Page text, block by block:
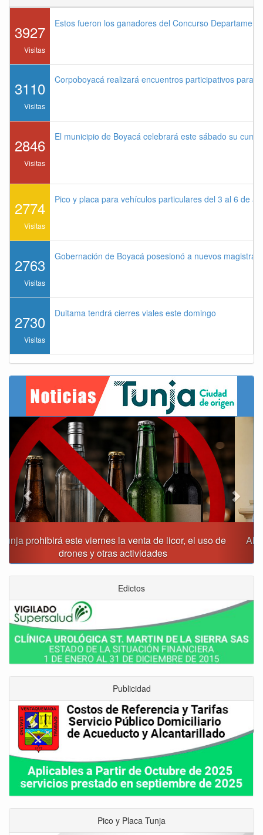
3927
Visitas
Estos fueron los ganadores del Concurso
3110
Visitas
Corpoboyacá realizará encuentros participativos para
2846
Visitas
El municipio de Boyacá celebrará este sábado su
2774
Visitas
Pico y placa para vehículos particulares del 3 al 6 de
2763
Visitas
Gobernación de Boyacá posesionó a nuevos
2730
Visitas
Duitama tendrá cierres viales este domingo
Alcalde Rafael Acevedo propone convertir a Tunja en
"Distrito Histórico y Turístico"
Previous Next
Edictos
Publicidad
Pico y Placa Tunja